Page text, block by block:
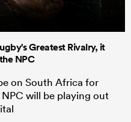
Greatest Rivalry, it
NPC
on South Africa for
will be playing out